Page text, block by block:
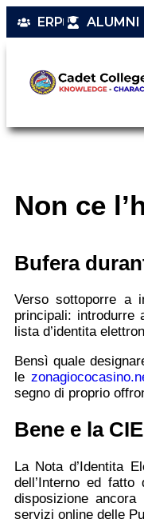
ERP ALUMNI
Non ce
Bufera
Verso sottoporre a
principali: introdurre
lista d’identita
Bensì quale
le
segno di proprio
Bene e la
La Nota d’Identita
dell’Interno ed
disposizione ancora
servizi online delle